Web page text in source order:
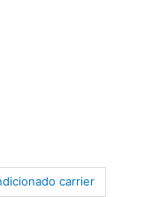
carrier